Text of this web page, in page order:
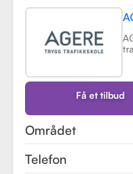
Få et tilbud
Området
Telefon